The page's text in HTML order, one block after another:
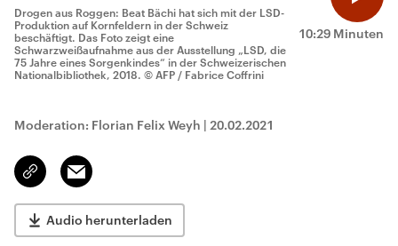
10:29 Minuten
Drogen aus Roggen: Beat Bächi hat sich mit der LSD-
Produktion auf Kornfeldern in der Schweiz
beschäftigt. Das Foto zeigt eine
Schwarzweißaufnahme aus der Ausstellung „LSD, die
75 Jahre eines Sorgenkindes“ in der Schweizerischen
Nationalbibliothek, 2018. © AFP / Fabrice Coffrini
Moderation: Florian Felix Weyh | 20.02.2021
Link
kopieren/teilen
Email
Audio herunterladen